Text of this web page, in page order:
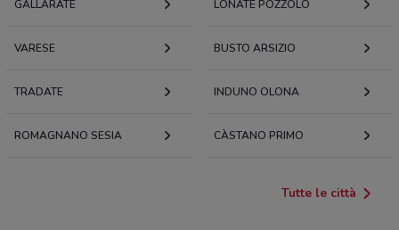
GALLARATE LONATE POZZOLO
VARESE BUSTO ARSIZIO
TRADATE INDUNO OLONA
ROMAGNANO SESIA CÀSTANO PRIMO
Tutte le città